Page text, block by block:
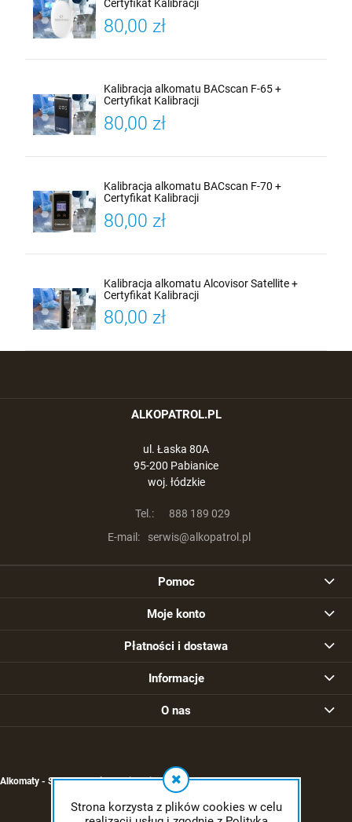
Strona korzysta z plików cookies w celu
Certyfikat Kalibracji
80,00 zł
Kalibracja alkomatu BACscan F-65 +
Certyfikat Kalibracji
80,00 zł
Kalibracja alkomatu BACscan F-70 +
Certyfikat Kalibracji
80,00 zł
Kalibracja alkomatu Alcovisor Satellite +
Certyfikat Kalibracji
80,00 zł
ALKOPATROL.PL
ul. Łaska 80A
95-200 Pabianice
woj. łódzkie
Tel.:
888 189 029
E-mail:
serwis@alkopatrol.pl
Pomoc
Moje konto
Płatności i dostawa
Informacje
O nas
Alkomaty - Sklep - Serwis -Kalibracja alkomatu